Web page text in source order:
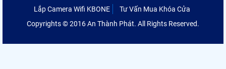
Lắp Camera Wifi KBONE
Tư Vấn Mua Khóa Cửa
Copyrights © 2016 An Thành Phát. All Rights Reserved.